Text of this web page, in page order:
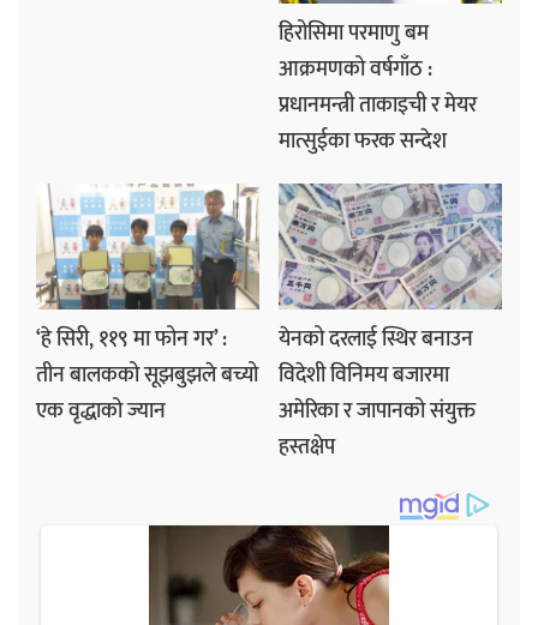
हिरोसिमा परमाणु बम
आक्रमणको वर्षगाँठ :
प्रधानमन्त्री ताकाइची र मेयर
मात्सुईका फरक सन्देश
‘हे सिरी, ११९ मा फोन गर’ :
तीन बालकको सूझबुझले बच्यो
एक वृद्धाको ज्यान
येनको दरलाई स्थिर बनाउन
विदेशी विनिमय बजारमा
अमेरिका र जापानको संयुक्त
हस्तक्षेप